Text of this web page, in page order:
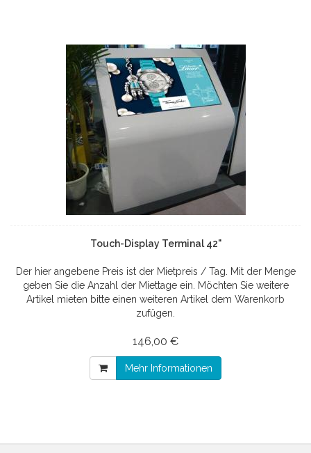
Touch-Display Terminal 42"
Der hier angebene Preis ist der Mietpreis / Tag. Mit der Menge
geben Sie die Anzahl der Miettage ein. Möchten Sie weitere
Artikel mieten bitte einen weiteren Artikel dem Warenkorb
zufügen.
146,00 €
Mehr Informationen